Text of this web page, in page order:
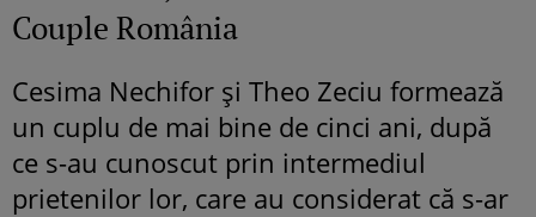
Couple România
Cesima Nechifor și Theo Zeciu formează
un cuplu de mai bine de cinci ani, după
ce s-au cunoscut prin intermediul
prietenilor lor, care au considerat că s-ar